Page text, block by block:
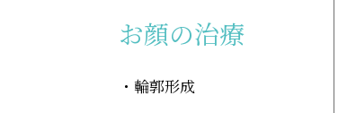
お顔の治療
輪郭形成